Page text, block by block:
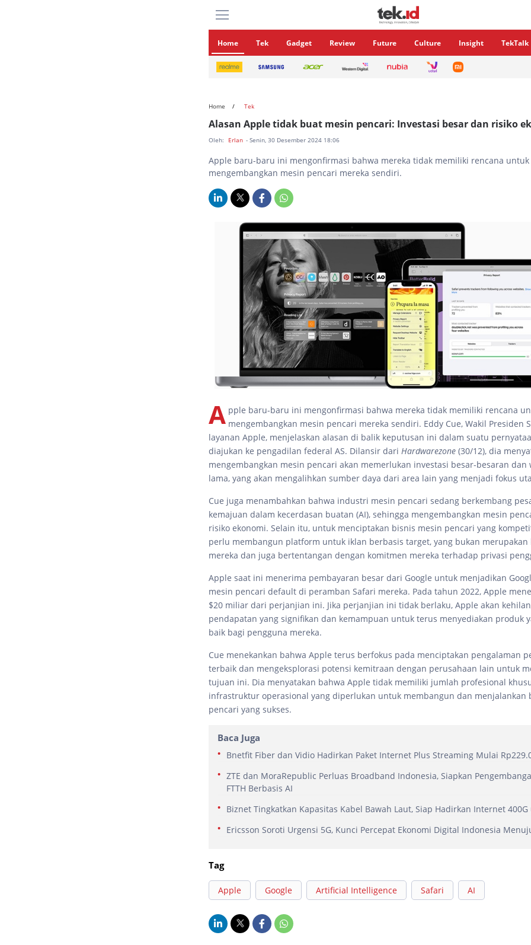
Home Tek Gadget Review Future Culture Insight TekTalk
Home Tek
Alasan Apple tidak buat mesin pencari: Investasi besar dan risiko
Oleh: Erlan - Senin, 30 Desember 2024 18:06
Apple baru-baru ini mengonfirmasi bahwa mereka tidak memiliki rencana untuk
mengembangkan mesin pencari mereka sendiri.
A pple baru-baru ini mengonfirmasi bahwa mereka tidak memiliki rencana
mengembangkan mesin pencari mereka sendiri. Eddy Cue, Wakil Presiden
layanan Apple, menjelaskan alasan di balik keputusan ini dalam suatu
diajukan ke pengadilan federal AS. Dilansir dari Hardwarezone (30/12), dia
mengembangkan mesin pencari akan memerlukan investasi besar-besaran dan
lama, yang akan mengalihkan sumber daya dari area lain yang menjadi fokus
Cue juga menambahkan bahwa industri mesin pencari sedang berkembang
kemajuan dalam kecerdasan buatan (AI), sehingga mengembangkan mesin
risiko ekonomi. Selain itu, untuk menciptakan bisnis mesin pencari yang
perlu membangun platform untuk iklan berbasis target, yang bukan merupakan
mereka dan juga bertentangan dengan komitmen mereka terhadap privasi
Apple saat ini menerima pembayaran besar dari Google untuk menjadikan
mesin pencari default di peramban Safari mereka. Pada tahun 2022, Apple
$20 miliar dari perjanjian ini. Jika perjanjian ini tidak berlaku, Apple akan
pendapatan yang signifikan dan kemampuan untuk terus menyediakan produk
baik bagi pengguna mereka.
Cue menekankan bahwa Apple terus berfokus pada menciptakan pengalaman
terbaik dan mengeksplorasi potensi kemitraan dengan perusahaan lain untuk
tujuan ini. Dia menyatakan bahwa Apple tidak memiliki jumlah profesional
infrastruktur operasional yang diperlukan untuk membangun dan menjalankan
pencari yang sukses.
Baca Juga
Bnetfit Fiber dan Vidio Hadirkan Paket Internet Plus Streaming Mulai
ZTE dan MoraRepublic Perluas Broadband Indonesia, Siapkan
FTTH Berbasis AI
Biznet Tingkatkan Kapasitas Kabel Bawah Laut, Siap Hadirkan Internet 400G
Ericsson Soroti Urgensi 5G, Kunci Percepat Ekonomi Digital Indonesia
Tag
Apple Google Artificial Intelligence Safari AI